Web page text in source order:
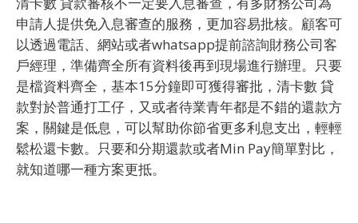
申請人提供免入息審查的服務，更加容易批核。顧客可
以透過電話、網站或者whatsapp提前諮詢財務公司客
戶經理，準備齊全所有資料後再到現場進行辦理。只要
是檔資料齊全，基本15分鐘即可獲得審批， 清卡數 貸
款對於普通打工仔，又或者待業青年都是不錯的還款方
案，關鍵是低息，可以幫助你節省更多利息支出，輕輕
鬆松還卡數。只要和分期還款或者Min Pay簡單對比，
就知道哪一種方案更抵。